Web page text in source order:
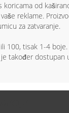
koricama od
reklame.
za zatvaranje.
100, tisak 1-4 boje.
također dostupan